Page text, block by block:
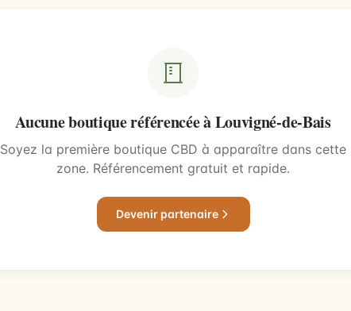
Aucune boutique référencée à Louvigné-de-Bais
Soyez la première boutique CBD à apparaître dans cette
zone. Référencement gratuit et rapide.
Devenir partenaire